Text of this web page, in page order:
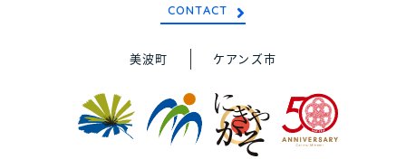
CONTACT
美波町 ケアンズ市